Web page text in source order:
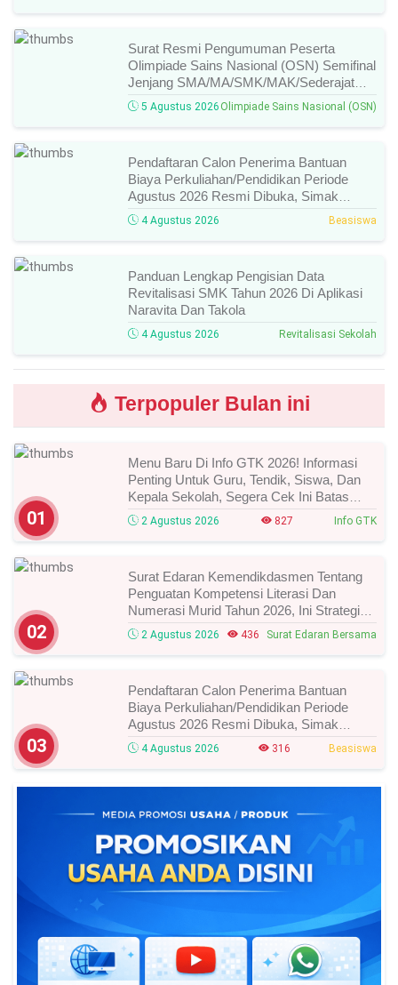
Surat Resmi Pengumuman Peserta
Olimpiade Sains Nasional (OSN) Semifinal
Jenjang SMA/MA/SMK/MAK/Sederajat
Tahun 2026, Cek Daftar Nama Lolos,
Bidang Lomba, Dan Jadwal Selanjutnya!
5 Agustus 2026 Olimpiade Sains Nasional (OSN)
Pendaftaran Calon Penerima Bantuan
Biaya Perkuliahan/Pendidikan Periode
Agustus 2026 Resmi Dibuka, Simak
Syarat Dan Jadwal Lengkapnya
4 Agustus 2026 Beasiswa
Panduan Lengkap Pengisian Data
Revitalisasi SMK Tahun 2026 Di Aplikasi
Naravita Dan Takola
4 Agustus 2026 Revitalisasi Sekolah
Terpopuler Bulan ini
01
Menu Baru Di Info GTK 2026! Informasi
Penting Untuk Guru, Tendik, Siswa, Dan
Kepala Sekolah, Segera Cek Ini Batas
Waktunya!
2 Agustus 2026 827 Info GTK
02
Surat Edaran Kemendikdasmen Tentang
Penguatan Kompetensi Literasi Dan
Numerasi Murid Tahun 2026, Ini Strategi
Dan Alurnya
2 Agustus 2026 436 Surat Edaran Bersama
03
Pendaftaran Calon Penerima Bantuan
Biaya Perkuliahan/Pendidikan Periode
Agustus 2026 Resmi Dibuka, Simak
Syarat Dan Jadwal Lengkapnya
4 Agustus 2026 316 Beasiswa